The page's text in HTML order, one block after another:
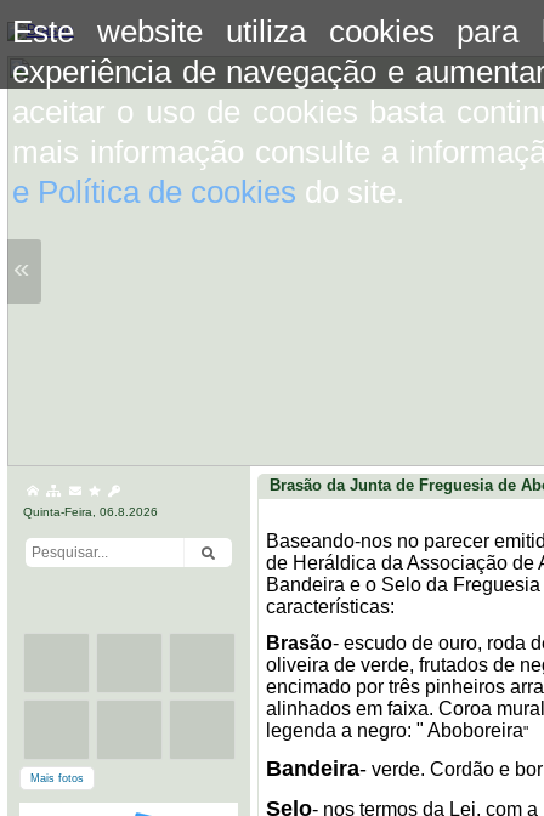
Este website utiliza cookies para
experiência de navegação e
aceitar o uso de cookies basta
mais informação consulte a
e Política de cookies do site.
«
Quinta-Feira, 06.8.2026
Mais fotos
Brasão da Junta de Freguesia de
Baseando-nos no parecer
de Heráldica da Associação de
Bandeira e o Selo da
características:
Brasão- escudo de ouro, roda
oliveira de verde, frutados de
encimado por três pinheiros
alinhados em faixa. Coroa
legenda a negro: " Aboboreira"
Bandeira- verde. Cordão e
Selo- nos termos da Lei, com